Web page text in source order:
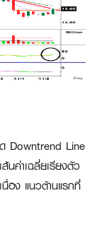
Downtrend Line
นค่าเฉลี่ยเรียงตัว
อง แนวต้านแรกที่